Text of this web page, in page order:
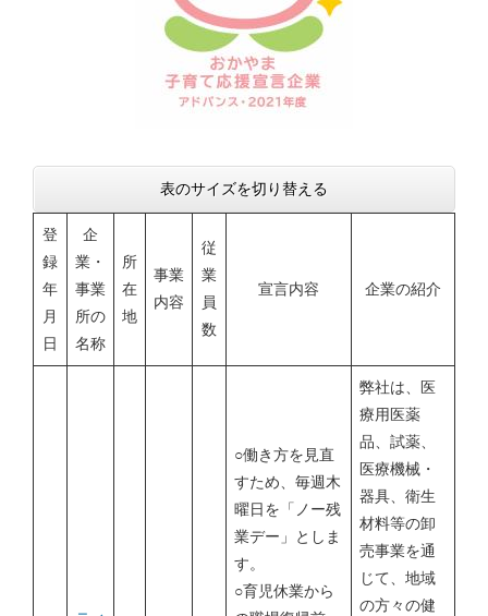
表のサイズを切り替える
登
録
年
月
日
企
業・
事業
所の
名称
所
在
地
事業
内容
従
業
員
数
宣言内容 企業の紹介
○働き方を見直
すため、毎週木
曜日を「ノー残
業デー」としま
す。
○育児休業から
弊社は、医
療用医薬
品、試薬、
医療機械・
器具、衛生
材料等の卸
売事業を通
じて、地域
の方々の健